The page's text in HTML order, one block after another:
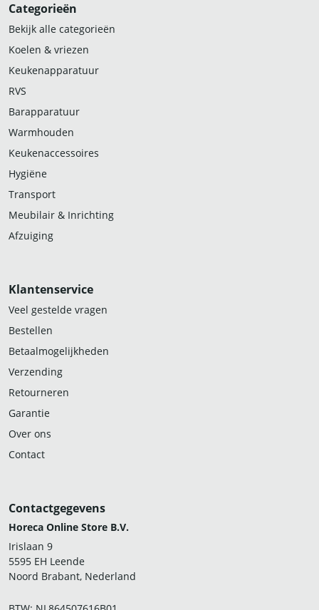
Categorieën
Bekijk alle categorieën
Koelen & vriezen
Keukenapparatuur
RVS
Barapparatuur
Warmhouden
Keukenaccessoires
Hygiëne
Transport
Meubilair & Inrichting
Afzuiging
Klantenservice
Veel gestelde vragen
Bestellen
Betaalmogelijkheden
Verzending
Retourneren
Garantie
Over ons
Contact
Contactgegevens
Horeca Online Store B.V.
Irislaan 9
5595 EH Leende
Noord Brabant, Nederland